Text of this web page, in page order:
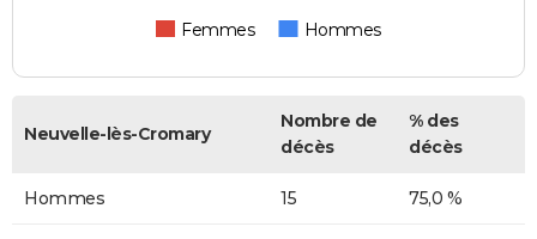
Femmes Hommes
Neuvelle-lès-Cromary
Nombre de
décès
% des
décès
Hommes 15 75,0 %